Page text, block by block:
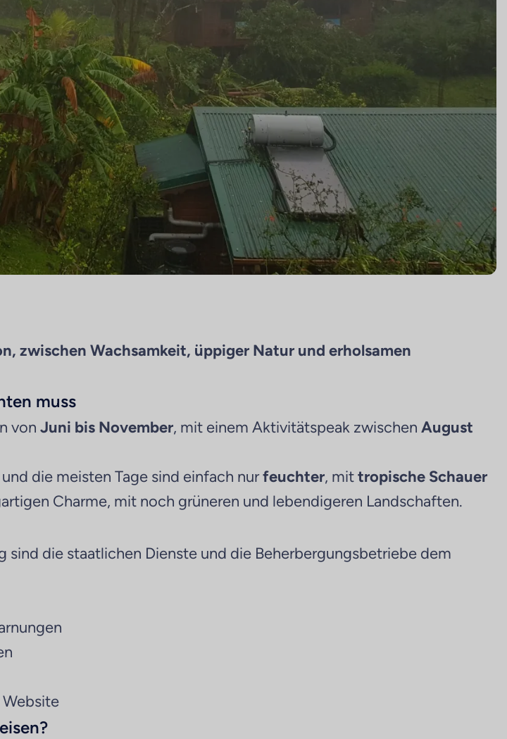
zwischen Wachsamkeit, üppiger Natur und erholsamen
muss
von Juni bis November, mit einem Aktivitätspeak zwischen August
und die meisten Tage sind einfach nurfeuchter, mittropische Schauer
Charme, mit noch grüneren und lebendigeren Landschaften.
die staatlichen Dienste und die Beherbergungsbetriebe dem
Website